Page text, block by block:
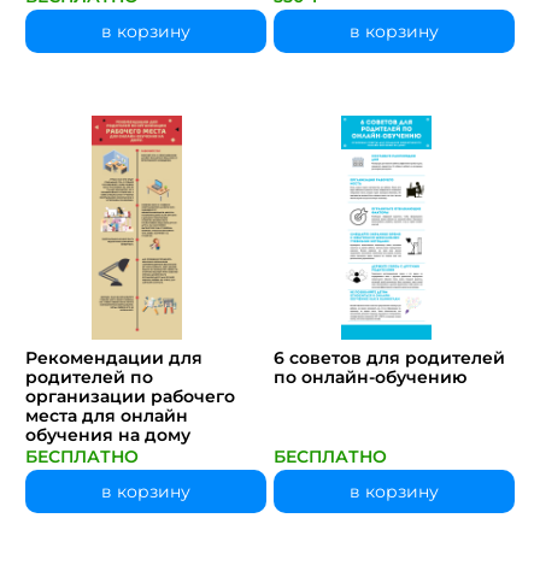
в корзину
в корзину
Рекомендации для
родителей по
организации рабочего
места для онлайн
обучения на дому
БЕСПЛАТНО
в корзину
6 советов для родителей
по онлайн-обучению
БЕСПЛАТНО
в корзину